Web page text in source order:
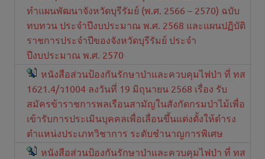
ทำแผนพัฒนาจังหวัดบุรีรัมย์ (พ.ศ. 2566 – 2570) ฉบับ
ทบทวน ประจำปีงบประมาณ พ.ศ. 2568 และแผนปฏิบัติ
ราชการประจำปีของจังหวัดบุรีรัมย์ ประจำ
ปีงบประมาณ พ.ศ. 2570
หนังสือส่วนป้องกันรักษาป่าและควบคุมไฟป่า ที่ ทส
1621.4/ว1004 ลงวันที่ 19 มิถุนายน 2568 เรื่อง รับ
สมัครข้าราชการพลเรือนสามัญในสังกัดกรมป่าไม้เพื่อ
เข้ารับการประเมินบุคคลเพื่อเลื่อนขึ้นแต่งตั้งให้ดำรง
ตำแหน่งประเภทวิชาการ ระดับชำนาญการพิเศษ
หนังสือส่วนป้องกันรักษาป่าและควบคุมไฟป่า ที่ ทส